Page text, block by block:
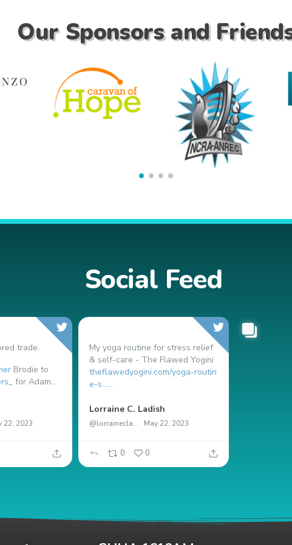
Our Sponsors and
Social Feed
trade.
Brodie to
for Adam...
22, 2023
My yoga routine for stress relief
& self-care - The Flawed Yogini
theflawedyogini.com/yoga-routin
e-s…...
Lorraine C. Ladish
@lorrainecladish May 22, 2023
0 0